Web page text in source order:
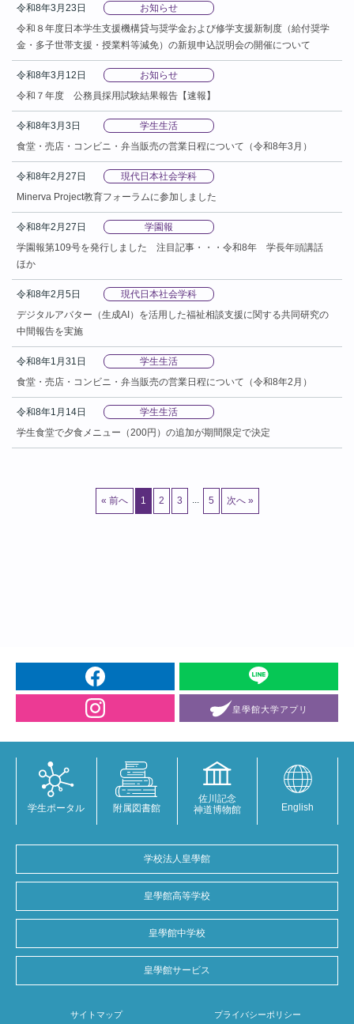
令和8年3月23日
お知らせ
令和８年度日本学生支援機構貸与奨学金および修学支援新制度（給付奨学
金・多子世帯支援・授業料等減免）の新規申込説明会の開催について
令和8年3月12日
お知らせ
令和７年度 公務員採用試験結果報告【速報】
令和8年3月3日
学生生活
食堂・売店・コンビニ・弁当販売の営業日程について（令和8年3月）
令和8年2月27日
現代日本社会学科
Minerva Project教育フォーラムに参加しました
令和8年2月27日
学園報
学園報第109号を発行しました 注目記事・・・令和8年 学長年頭講話
ほか
令和8年2月5日
現代日本社会学科
デジタルアバター（生成AI）を活用した福祉相談支援に関する共同研究の
中間報告を実施
令和8年1月31日
学生生活
食堂・売店・コンビニ・弁当販売の営業日程について（令和8年2月）
令和8年1月14日
学生生活
学生食堂で夕食メニュー（200円）の追加が期間限定で決定
« 前へ 1 2 3 ... 5 次へ »
学校法人皇學館
皇學館高等学校
皇學館中学校
皇學館サービス
サイトマップ プライバシーポリシー
学生ポータル 附属図書館
佐川記念
神道博物館
English
皇學館大学アプリ